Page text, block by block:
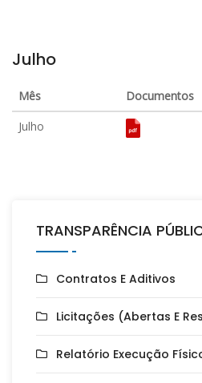
Julho
Mês
Documentos
Julho
TRANSPARÊNCIA
Contratos E Aditivos
Licitações (Abertas E
Relatório Execução